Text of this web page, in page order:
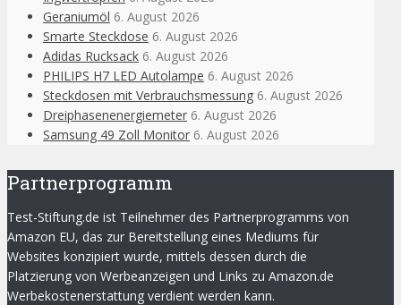
Geraniumöl 6. August 2026
Smarte Steckdose 6. August 2026
Adidas Rucksack 6. August 2026
PHILIPS H7 LED Autolampe 6. August 2026
Steckdosen mit Verbrauchsmessung 6. August 2026
Dreiphasenenergiemeter 6. August 2026
Samsung 49 Zoll Monitor 6. August 2026
Partnerprogramm
Test-Stiftung.de ist Teilnehmer des Partnerprogramms von
Amazon EU, das zur Bereitstellung eines Mediums für
Websites konzipiert wurde, mittels dessen durch die
Platzierung von Werbeanzeigen und Links zu Amazon.de
Werbekostenerstattung verdient werden kann.